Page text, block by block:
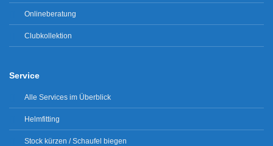
Onlineberatung
Clubkollektion
Service
Alle Services im Überblick
Helmfitting
Stock kürzen / Schaufel biegen